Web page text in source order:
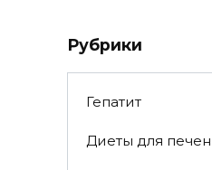
Рубрики
Гепатит
Диеты для